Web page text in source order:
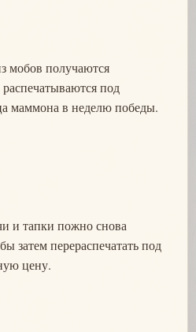
мобов получаются
под
маммона в неделю победы.
и тапки пожно снова
затем перераспечатать под
цену.